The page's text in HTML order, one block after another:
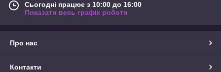
Сьогодні працює з 10:00 до 16:00
Показати весь графік роботи
Про нас
Контакти